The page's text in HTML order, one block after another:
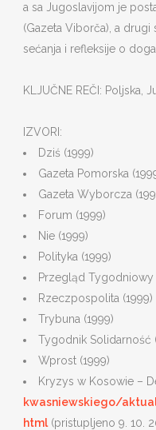
a sa Jugoslavijom je
(Gazeta Viborča), a drugi
sećanja i refleksije o
KLJUČNE REČI: Poljska,
IZVORI:
Dziś (1999)
Gazeta Pomorska
Gazeta Wyborcza
Forum (1999)
Nie (1999)
Polityka (1999)
Przegląd Tygodniowy
Rzeczpospolita (1999)
Trybuna (1999)
Tygodnik Solidarność
Wprost (1999)
Kryzys w Kosowie –
kwasniewskiego/
html (pristupljeno 9. 10.